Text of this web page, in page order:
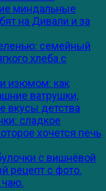
миндальные
на Дивали и за
семейный
хлеба с
изюмом: как
ватрушки,
вкусы детства
сладкое
хочется печь
с вишнёвой
рецепт с фото.